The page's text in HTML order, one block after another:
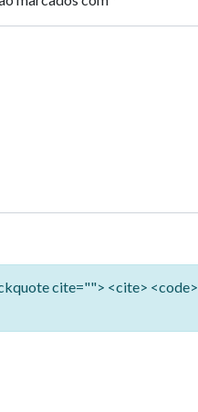
cite=""> <cite> <code>